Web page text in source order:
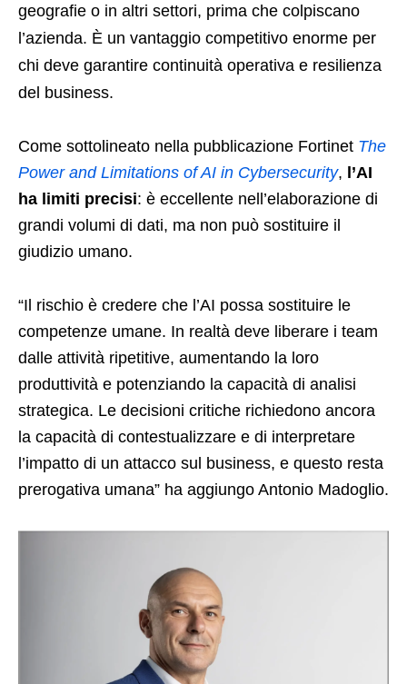
geografie o in altri settori, prima che colpiscano
l’azienda. È un vantaggio competitivo enorme per
chi deve garantire continuità operativa e resilienza
del business.
Come sottolineato nella pubblicazione Fortinet The
Power and Limitations of AI in Cybersecurity, l’AI
ha limiti precisi: è eccellente nell’elaborazione di
grandi volumi di dati, ma non può sostituire il
giudizio umano.
“Il rischio è credere che l’AI possa sostituire le
competenze umane. In realtà deve liberare i team
dalle attività ripetitive, aumentando la loro
produttività e potenziando la capacità di analisi
strategica. Le decisioni critiche richiedono ancora
la capacità di contestualizzare e di interpretare
l’impatto di un attacco sul business, e questo resta
prerogativa umana” ha aggiungo Antonio Madoglio.